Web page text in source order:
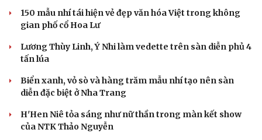
“Ngọc Nữ Trời Nam”- bộ sưu tập thời trang ấn
tượng của NTK trẻ Đỗ Quang Trường